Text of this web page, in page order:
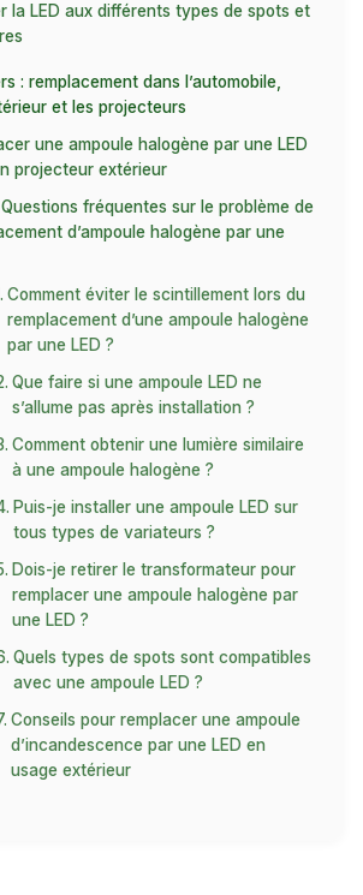
la LED aux différents types de spots et
: remplacement dans l’automobile,
et les projecteurs
une ampoule halogène par une LED
projecteur extérieur
Questions fréquentes sur le problème de
d’ampoule halogène par une
Comment éviter le scintillement lors du
remplacement d’une ampoule halogène
par une LED ?
Que faire si une ampoule LED ne
s’allume pas après installation ?
Comment obtenir une lumière similaire
à une ampoule halogène ?
Puis-je installer une ampoule LED sur
tous types de variateurs ?
Dois-je retirer le transformateur pour
remplacer une ampoule halogène par
une LED ?
Quels types de spots sont compatibles
avec une ampoule LED ?
Conseils pour remplacer une ampoule
d’incandescence par une LED en
usage extérieur